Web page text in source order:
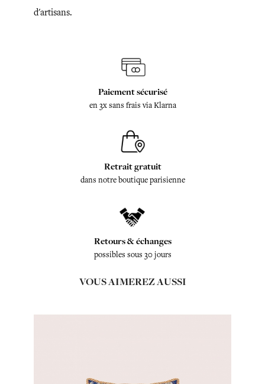
d'artisans.
Paiement sécurisé
en 3x sans frais via Klarna
Retrait gratuit
dans notre boutique parisienne
Retours & échanges
possibles sous 30 jours
VOUS AIMEREZ AUSSI